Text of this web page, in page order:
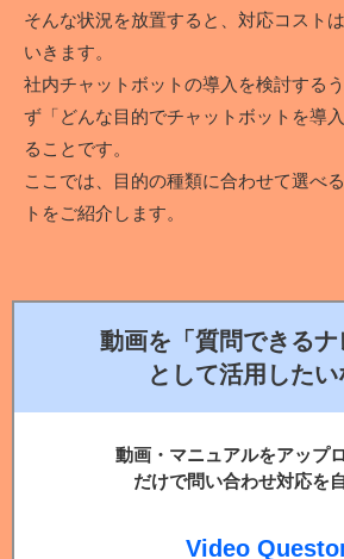
そんな状況を放置すると、対応コスト
いきます。
社内チャットボットの導入を検討する
ず「どんな目的でチャットボットを導
ることです。
ここでは、目的の種類に合わせて選べ
トをご紹介します。
動画を「質問できるナ
として活用したい
動画・マニュアルをアップ
だけで問い合わせ対応を
Video